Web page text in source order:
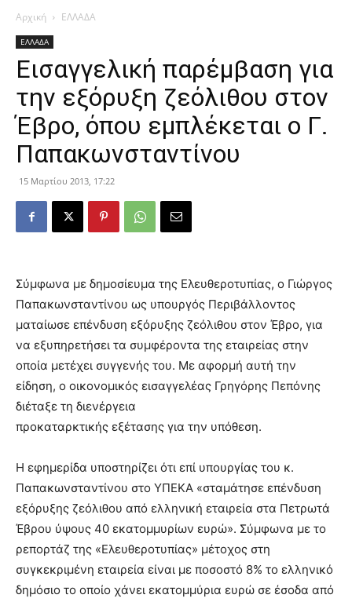
Αρχική ΕΛΛΑΔΑ
ΕΛΛΑΔΑ
Εισαγγελική παρέμβαση για
την εξόρυξη ζεόλιθου στον
Έβρο, όπου εμπλέκεται ο Γ.
Παπακωνσταντίνου
15 Μαρτίου 2013, 17:22
Σύμφωνα με δημοσίευμα της Ελευθεροτυπίας, ο Γιώργος
Παπακωνσταντίνου ως υπουργός Περιβάλλοντος
ματαίωσε επένδυση εξόρυξης ζεόλιθου στον Έβρο, για
να εξυπηρετήσει τα συμφέροντα της εταιρείας στην
οποία μετέχει συγγενής του. Με αφορμή αυτή την
είδηση, ο οικονομικός εισαγγελέας Γρηγόρης Πεπόνης
διέταξε τη διενέργεια
προκαταρκτικής εξέτασης για την υπόθεση.
Η εφημερίδα υποστηρίζει ότι επί υπουργίας του κ.
Παπακωνσταντίνου στο ΥΠΕΚΑ «σταμάτησε επένδυση
εξόρυξης ζεόλιθου από ελληνική εταιρεία στα Πετρωτά
Έβρου ύψους 40 εκατομμυρίων ευρώ». Σύμφωνα με το
ρεπορτάζ της «Ελευθεροτυπίας» μέτοχος στη
συγκεκριμένη εταιρεία είναι με ποσοστό 8% το ελληνικό
δημόσιο το οποίο χάνει εκατομμύρια ευρώ σε έσοδα από